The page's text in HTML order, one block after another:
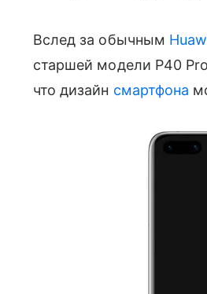
Вслед за обычным
старшей модели P40
что дизайн смартфона